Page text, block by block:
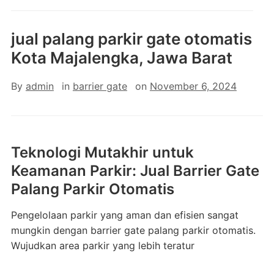
jual palang parkir gate otomatis
Kota Majalengka, Jawa Barat
By admin in barrier gate on November 6, 2024
Teknologi Mutakhir untuk
Keamanan Parkir: Jual Barrier Gate
Palang Parkir Otomatis
Pengelolaan parkir yang aman dan efisien sangat
mungkin dengan barrier gate palang parkir otomatis.
Wujudkan area parkir yang lebih teratur